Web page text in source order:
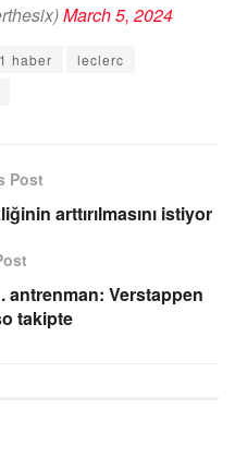
March 5, 2024
haber
leclerc
Post
arttırılmasını istiyor
antrenman: Verstappen
takipte